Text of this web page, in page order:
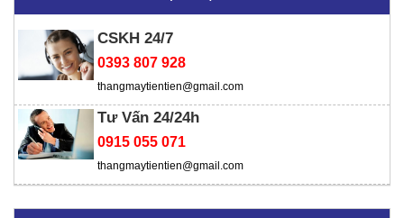
Thời trang Torano - Tô Vĩnh Diện
CSKH 24/7
0393 807 928
thangmaytientien@gmail.com
Tư Vấn 24/24h
0915 055 071
thangmaytientien@gmail.com